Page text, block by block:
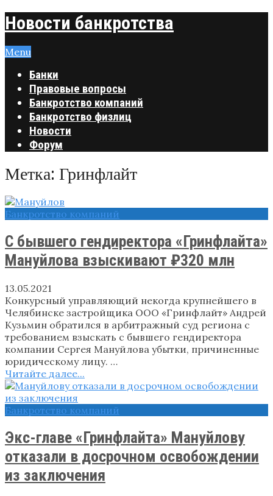
Новости банкротства
Menu
Банки
Правовые вопросы
Банкротство компаний
Банкротство физлиц
Новости
Форум
Метка: Гринфлайт
Банкротство компаний
С бывшего гендиректора «Гринфлайта»
Мануйлова взыскивают ₽320 млн
13.05.2021
Конкурсный управляющий некогда крупнейшего в
Челябинске застройщика ООО «Гринфлайт» Андрей
Кузьмин обратился в арбитражный суд региона с
требованием взыскать с бывшего гендиректора
компании Сергея Мануйлова убытки, причиненные
юридическому лицу. …
Читайте далее...
Банкротство компаний
Экс-главе «Гринфлайта» Мануйлову
отказали в досрочном освобождении
из заключения